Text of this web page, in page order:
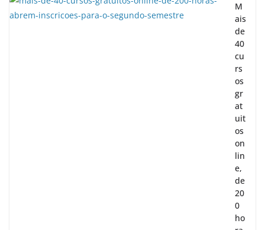
M
ais
de
40
cu
rs
os
gr
at
uit
os
on
lin
e,
de
20
0
ho